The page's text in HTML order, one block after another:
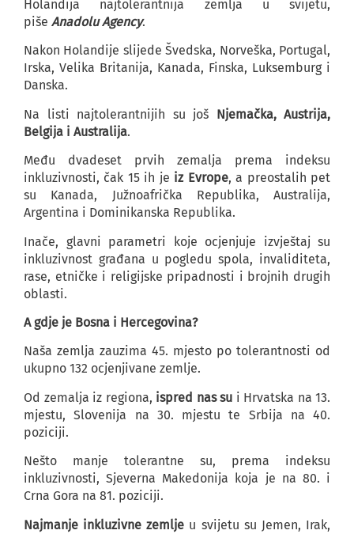
Holandija najtolerantnija zemlja u svijetu,
piše Anadolu Agency.
Nakon Holandije slijede Švedska, Norveška, Portugal,
Irska, Velika Britanija, Kanada, Finska, Luksemburg i
Danska.
Na listi najtolerantnijih su još Njemačka, Austrija,
Belgija i Australija.
Među dvadeset prvih zemalja prema indeksu
inkluzivnosti, čak 15 ih je iz Evrope, a preostalih pet
su Kanada, Južnoafrička Republika, Australija,
Argentina i Dominikanska Republika.
Inače, glavni parametri koje ocjenjuje izvještaj su
inkluzivnost građana u pogledu spola, invaliditeta,
rase, etničke i religijske pripadnosti i brojnih drugih
oblasti.
A gdje je Bosna i Hercegovina?
Naša zemlja zauzima 45. mjesto po tolerantnosti od
ukupno 132 ocjenjivane zemlje.
Od zemalja iz regiona, ispred nas su i Hrvatska na 13.
mjestu, Slovenija na 30. mjestu te Srbija na 40.
poziciji.
Nešto manje tolerantne su, prema indeksu
inkluzivnosti, Sjeverna Makedonija koja je na 80. i
Crna Gora na 81. poziciji.
Najmanje inkluzivne zemlje u svijetu su Jemen, Irak,